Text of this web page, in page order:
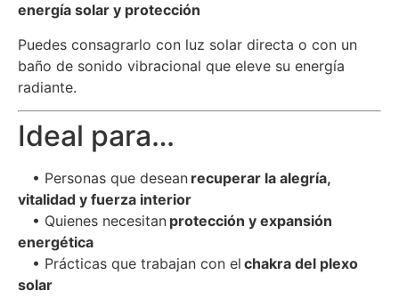
energía solar y protección
Puedes consagrarlo con luz solar directa o con un
baño de sonido vibracional que eleve su energía
radiante.
Ideal para…
• Personas que desean recuperar la alegría,
vitalidad y fuerza interior
• Quienes necesitan protección y expansión
energética
• Prácticas que trabajan con el chakra del plexo
solar